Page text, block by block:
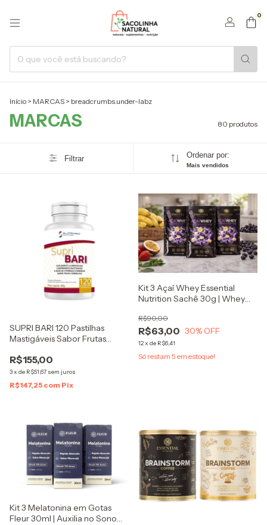
0
Início > MARCAS > breadcrumbs.under-labz
MARCAS 80 produtos
Filtrar Ordenar por:
Mais vendidos
SUPRI BARI 120 Pastilhas
Mastigáveis Sabor Frutas
R$155,00
3x de R$51,67 sem juros
R$147,25 com Pix
Kit 3 Açaí Whey Essential
Nutrition Sachê 30g | Whey
Shake Proteico Cremoso
R$63,00
R$90,00
30% OFF
12x de R$6,41
Só restam 5 em estoque!
Kit 3 Melatonina em Gotas
Fleur 30ml | Auxilia no Sono